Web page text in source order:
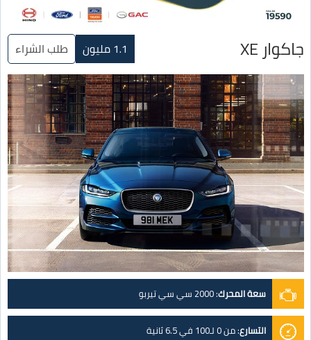
جاكوار XE 1.1 مليون طلب الشراء
سعة المحرك:2000 سي سي تيربو
التسارع:من 0 لـ100 في 6.5 ثانية